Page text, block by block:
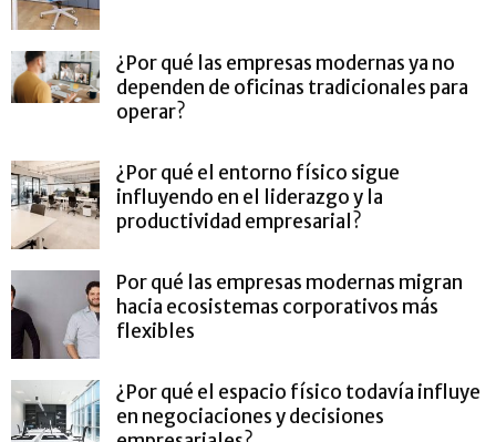
¿Por qué las empresas modernas ya no
dependen de oficinas tradicionales para
operar?
¿Por qué el entorno físico sigue
influyendo en el liderazgo y la
productividad empresarial?
Por qué las empresas modernas migran
hacia ecosistemas corporativos más
flexibles
¿Por qué el espacio físico todavía influye
en negociaciones y decisiones